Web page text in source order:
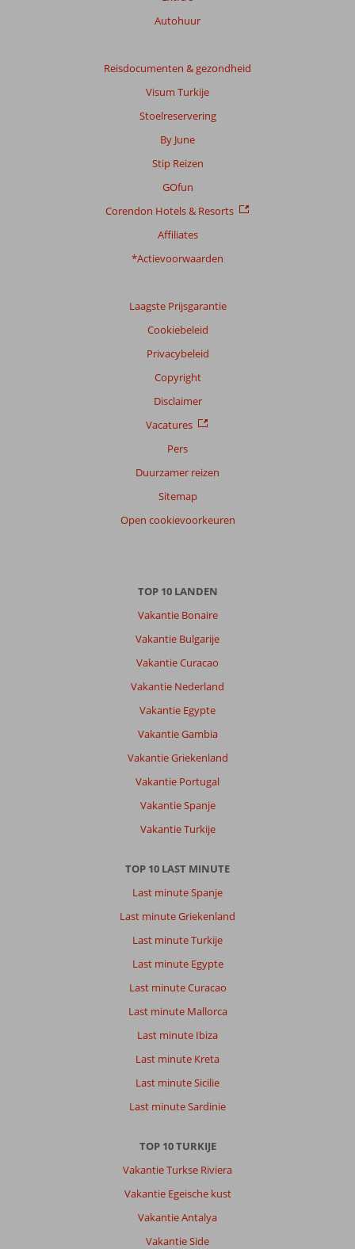
Autohuur
Reisdocumenten & gezondheid
Visum Turkije
Stoelreservering
By June
Stip Reizen
GOfun
Corendon Hotels & Resorts
Affiliates
*Actievoorwaarden
Laagste Prijsgarantie
Cookiebeleid
Privacybeleid
Copyright
Disclaimer
Vacatures
Pers
Duurzamer reizen
Sitemap
Open cookievoorkeuren
TOP 10 LANDEN
Vakantie Bonaire
Vakantie Bulgarije
Vakantie Curacao
Vakantie Nederland
Vakantie Egypte
Vakantie Gambia
Vakantie Griekenland
Vakantie Portugal
Vakantie Spanje
Vakantie Turkije
TOP 10 LAST MINUTE
Last minute Spanje
Last minute Griekenland
Last minute Turkije
Last minute Egypte
Last minute Curacao
Last minute Mallorca
Last minute Ibiza
Last minute Kreta
Last minute Sicilie
Last minute Sardinie
TOP 10 TURKIJE
Vakantie Turkse Riviera
Vakantie Egeische kust
Vakantie Antalya
Vakantie Side